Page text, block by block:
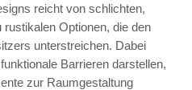
reicht von schlichten,
Optionen, die den
unterstreichen. Dabei
Barrieren darstellen,
zur Raumgestaltung